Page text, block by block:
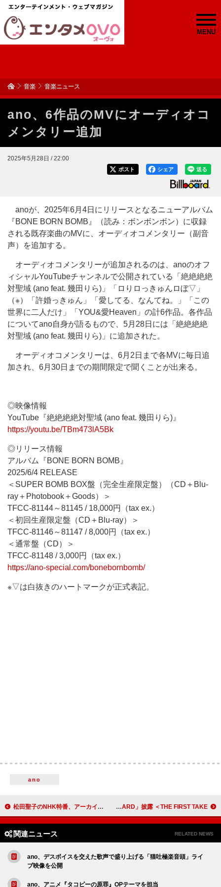
MENU
音楽 音楽ニュース
ano、6作品のMVにオーディオコ
メンタリー追加
2025年5月28日 / 22:00
送る
シェア
ポスト
anoが、2025年6月4日にリリースとなるニューアルバム
『BONE BORN BOMB』（読み：ボンボンボン）に収録
される既存楽曲のMVに、オーディオコメンタリー（副音
声）を追加する。
オーディオコメンタリーが追加されるのは、anoのオフ
ィシャルYouTubeチャンネルで公開されている「絶絶絶絶
対聖域 (ano feat. 幾田りら)」「ロりロっきゅんロぼ▽」
（※）「許婚っきゅん」「愛してる、なんてね。」「この
世界に二人だけ」「YOU&愛Heaven」の計6作品。各作品
についてano自身が語るもので、5月28日には「絶絶絶絶
対聖域 (ano feat. 幾田りら)」に追加された。
オーディオコメンタリーは、6月2日まで各MVに毎日追
加され、6月30日までの期間限定で聞くことが出来る。
◎映像情報
YouTube『絶絶絶絶対聖域 (ano feat. 幾田りら)』
https://youtu.be/TBm473lA5Bk
◎リリース情報
アルバム『BONE BORN BOMB』
2025/6/4 RELEASE
＜SUPER BOMB BOX盤（完全生産限定盤）（CD＋Blu-
ray＋Photobook＋Goods）＞
TFCC-81144～81145 / 18,000円（tax ex.）
＜初回生産限定盤（CD＋Blu-ray）＞
TFCC-81146～81147 / 8,000円（tax ex.）
＜通常盤（CD）＞
TFCC-81148 / 3,000円（tax ex.）
https://ano-special.com/bonebornbomb/
※▽は白抜きのハートマークが正式表記。
ano
松田聖子のNHK特番、アーカイブ映像＆インタビューで45年の歴史を振り返る ちゃんみな、疾走感あふれる新曲「WORK HARD」披露 ＜THE FIRST TAKE＞
関連ニュース RELATED NEWS
ano、デスボイスを交えた歌声で盛り上げる「猫吐極楽音頭」ライ
ブ映像を公開
ano、アニメ『タコピーの原罪』OPテーマを担当